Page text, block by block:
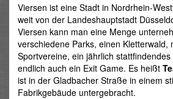
Viersen ist eine Stadt in Nordrhein-
weit von der Landeshauptstadt
Viersen kann man eine Menge
verschiedene Parks, einen Kletterwald,
Sportvereine, ein jährlich
endlich auch ein Exit Game. Es heißt
ist in der Gladbacher Straße in einem
Fabrikgebäude untergebracht.